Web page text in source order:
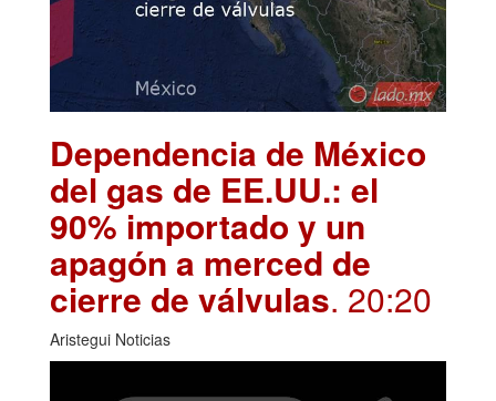
Dependencia de México
del gas de EE.UU.: el
90% importado y un
apagón a merced de
cierre de válvulas. 20:20
Aristegui Noticias